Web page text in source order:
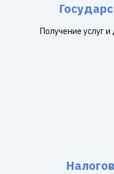
Получение услуг